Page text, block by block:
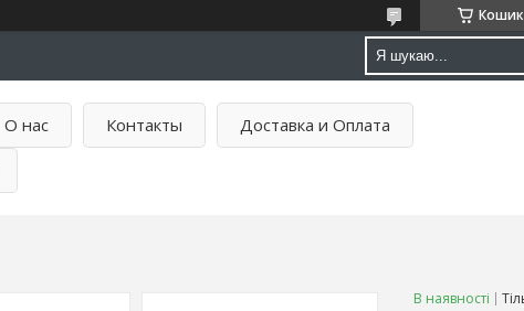
Кошик
О нас Контакты Доставка и Оплата
В наявності